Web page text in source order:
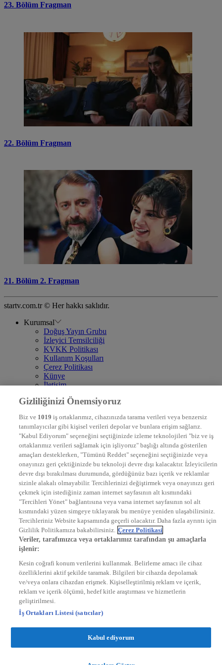
23. Bölüm Fragman
22. Bölüm Fragman
21. Bölüm 2. Fragman
startv.com.tr © Her hakkı saklıdır.
Kurumsal
Doğuş Yayın Grubu
İzleyici Temsilciliği
KVKK Politikası
Kullanım Koşulları
Çerez Politikası
Künye
İletişim
DYG Televizyonlar
STAR
EURO STAR
KRAL POP TV
DYG Radyolar
NTV RADYO
KRAL FM
KRAL POP
EKSEN
VOYAGE
DYG Dijital
ntv.com.tr
ntvspor.net
secim.ntv.com.tr
startv.com.tr
kralmuzik.com.tr
Gizliliğinizi Önemsiyoruz
Biz ve 1019 iş ortaklarımız, cihazınızda tarama verileri veya benzersiz
tanımlayıcılar gibi kişisel verileri depolar ve bunlara erişim sağlarız.
"Kabul Ediyorum" seçeneğini seçtiğinizde izleme teknolojileri "biz ve iş
ortaklarımız verileri sağlamak için işliyoruz" başlığı altında gösterilen
amaçları desteklerken, "Tümünü Reddet" seçeneğini seçtiğinizde veya
onayınızı geri çektiğinizde bu teknoloji devre dışı kalacaktır. İzleyicilerin
devre dışı bırakılması durumunda, gördüğünüz bazı içerik ve reklamlar
sizinle alakalı olmayabilir. Tercihlerinizi değiştirmek veya onayınızı geri
çekmek için istediğiniz zaman internet sayfasının alt kısmındaki
"Tercihleri Yönet" bağlantısına veya varsa internet sayfasının sol alt
kısmındaki yüzen simgeye tıklayarak bu menüye yeniden ulaşabilirsiniz.
Tercihleriniz Website kapsamında geçerli olacaktır. Daha fazla ayrıntı için
Gizlilik Politikamıza bakabilirsiniz. Çerez Politikasi
Veriler, tarafımızca veya ortaklarımız tarafından şu amaçlarla
işlenir:
Kesin coğrafi konum verilerini kullanmak. Belirleme amacı ile cihaz
özelliklerini aktif şekilde taramak. Bilgileri bir cihazda depolamak
ve/veya onlara cihazdan erişmek. Kişiselleştirilmiş reklam ve içerik,
reklam ve içerik ölçümü, hedef kitle araştırması ve hizmetlerin
geliştirilmesi.
İş Ortakları Listesi (satıcılar)
Kabul ediyorum